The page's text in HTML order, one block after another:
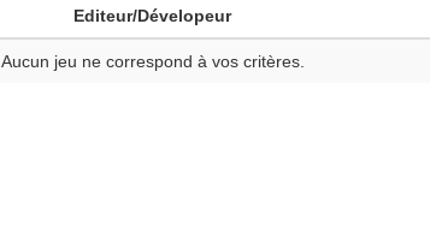
Editeur/Dévelopeur
Aucun jeu ne correspond à vos critères.